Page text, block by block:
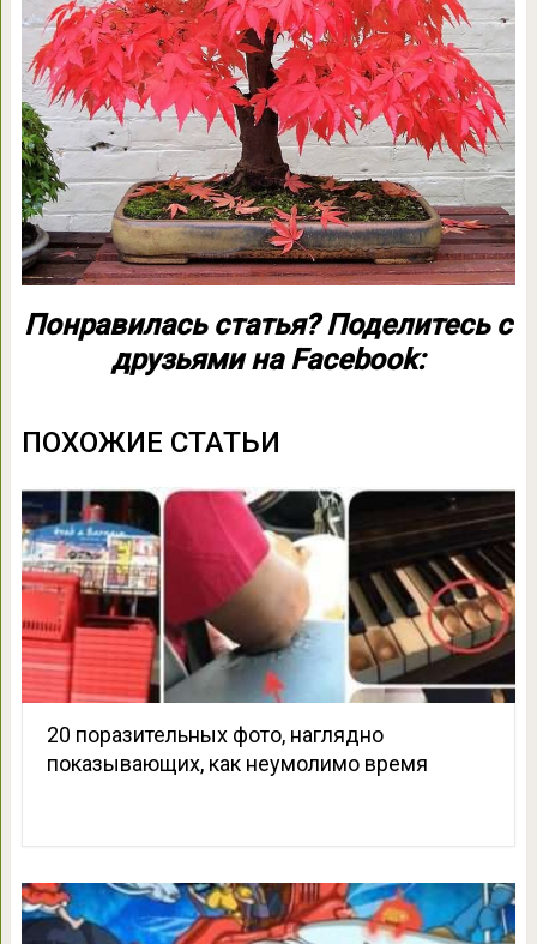
Понравилась статья? Поделитесь с
друзьями на Facebook:
ПОХОЖИЕ СТАТЬИ
20 поразительных фото, наглядно
показывающих, как неумолимо время